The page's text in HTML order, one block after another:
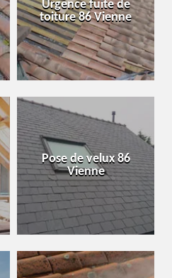
Urgence fuite de
toiture 86 Vienne
Pose de velux 86
Vienne